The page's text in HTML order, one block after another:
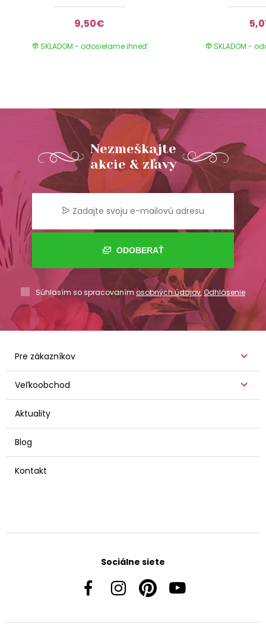
9,50€
SKLADOM - odosielame ihneď SKLADOM -
Nezmeškajte
akcie & zľavy
ODOBERAŤ
Súhlasím so spracovaním osobných údajov,Odhlásenie
Pre zákazníkov
Veľkoobchod
Aktuality
Blog
Kontakt
Sociálne siete